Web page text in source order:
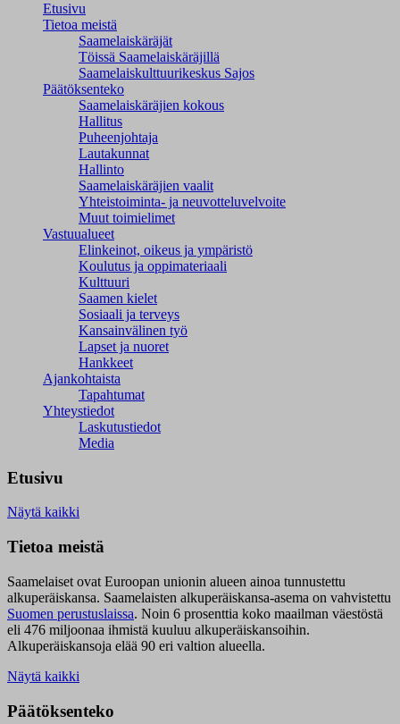
Etusivu
Tietoa meistä
Saamelaiskäräjät
Töissä Saamelaiskäräjillä
Saamelaiskulttuuri­keskus Sajos
Päätöksenteko
Saamelaiskäräjien kokous
Hallitus
Puheenjohtaja
Lautakunnat
Hallinto
Saamelaiskäräjien vaalit
Yhteistoiminta- ja neuvotteluvelvoite
Muut toimielimet
Vastuualueet
Elinkeinot, oikeus ja ympäristö
Koulutus ja oppimateriaali
Kulttuuri
Saamen kielet
Sosiaali ja terveys
Kansainvälinen työ
Lapset ja nuoret
Hankkeet
Ajankohtaista
Tapahtumat
Yhteystiedot
Laskutustiedot
Media
Etusivu
Näytä kaikki
Tietoa meistä
Saamelaiset ovat Euroopan unionin alueen ainoa tunnustettu
alkuperäiskansa. Saamelaisten alkuperäiskansa-asema on vahvistettu
Suomen perustuslaissa. Noin 6 prosenttia koko maailman väestöstä
eli 476 miljoonaa ihmistä kuuluu alkuperäiskansoihin.
Alkuperäiskansoja elää 90 eri valtion alueella.
Näytä kaikki
Päätöksenteko